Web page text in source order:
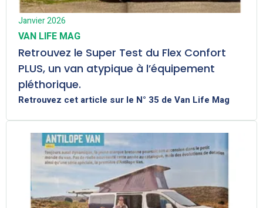
Janvier 2026
VAN LIFE MAG
Retrouvez le Super Test du Flex Confort
PLUS, un van atypique à l’équipement
pléthorique.
Retrouvez cet article sur le N° 35 de Van Life Mag